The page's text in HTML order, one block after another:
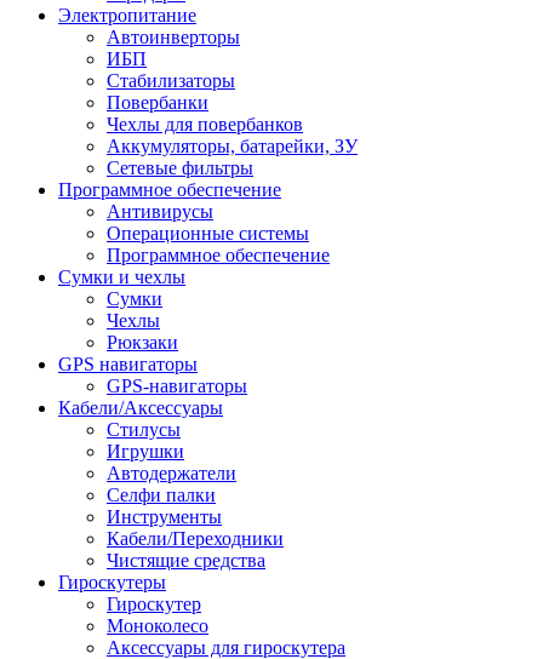
Электропитание
Автоинверторы
ИБП
Стабилизаторы
Повербанки
Чехлы для повербанков
Аккумуляторы, батарейки, ЗУ
Сетевые фильтры
Программное обеспечение
Антивирусы
Операционные системы
Программное обеспечение
Сумки и чехлы
Сумки
Чехлы
Рюкзаки
GPS навигаторы
GPS-навигаторы
Кабели/Аксессуары
Стилусы
Игрушки
Автодержатели
Селфи палки
Инструменты
Кабели/Переходники
Чистящие средства
Гироскутеры
Гироскутер
Моноколесо
Аксессуары для гироскутера